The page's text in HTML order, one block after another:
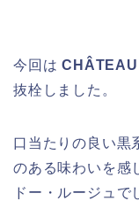
今回は
抜栓しました。
口当たりの良い黒
のある味わいを感
ドー・ルージュで